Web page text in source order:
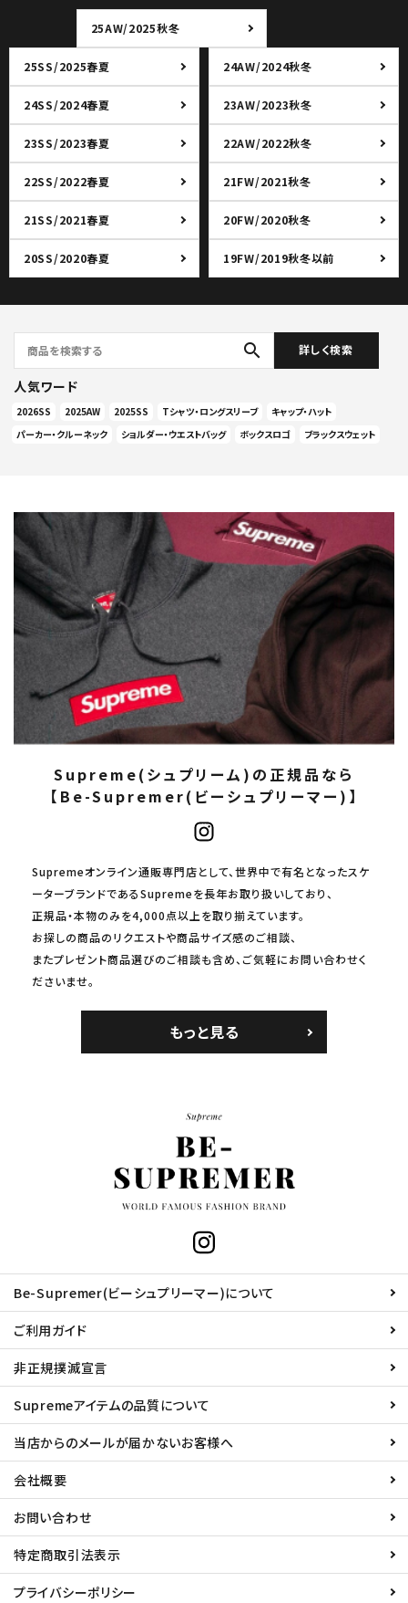
25AW/2025秋冬
25SS/2025春夏 24AW/2024秋冬
24SS/2024春夏 23AW/2023秋冬
23SS/2023春夏 22AW/2022秋冬
22SS/2022春夏 21FW/2021秋冬
21SS/2021春夏 20FW/2020秋冬
20SS/2020春夏 19FW/2019秋冬以前
search 詳しく検索
人気ワード
2026SS 2025AW 2025SS Tシャツ・ロングスリーブ
キャップ・ハット
パーカー・クルーネック
ショルダー・ウエストバッグ ボックスロゴ ブラックスウェット
Supreme(シュプリーム)の正規品なら
【Be-Supremer(ビーシュプリーマー)】
Supremeオンライン通販専門店として、世界中で有名となったスケ
ーターブランドであるSupremeを長年お取り扱いしており、
正規品・本物のみを4,000点以上を取り揃えています。
お探しの商品のリクエストや商品サイズ感のご相談、
またプレゼント商品選びのご相談も含め、ご気軽にお問い合わせく
ださいませ。
もっと見る
Be-Supremer(ビーシュプリーマー)について
ご利用ガイド
非正規撲滅宣言
Supremeアイテムの品質について
当店からのメールが届かないお客様へ
会社概要
お問い合わせ
特定商取引法表示
プライバシーポリシー